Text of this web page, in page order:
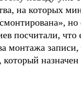
на которых
посчитали,
монтажа